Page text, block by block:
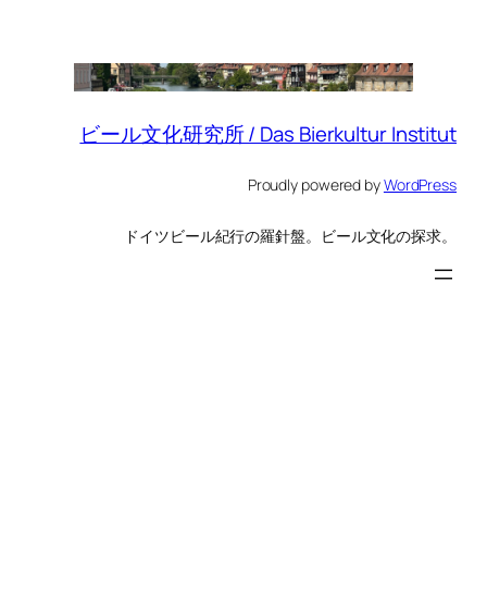
ビール文化研究所 / Das Bierkultur Institut
Proudly powered byWordPress
ドイツビール紀行の羅針盤。ビール文化の探求。